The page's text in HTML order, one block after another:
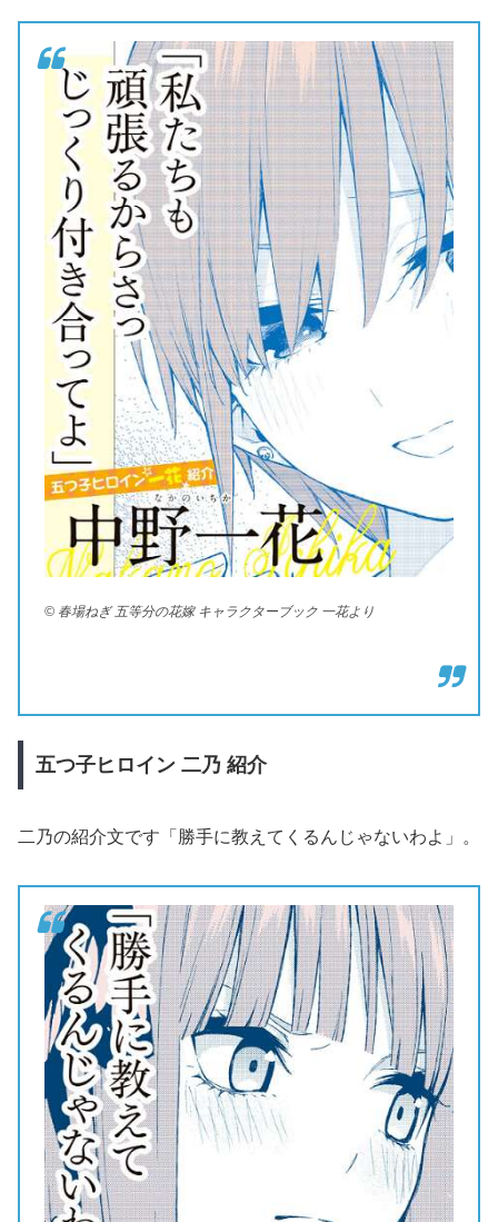
© 春場ねぎ 五等分の花嫁 キャラクターブック 一花より
五つ子ヒロイン 二乃 紹介
二乃の紹介文です「勝手に教えてくるんじゃないわよ」。